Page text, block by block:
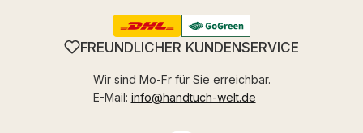
FREUNDLICHER KUNDENSERVICE
Wir sind Mo-Fr für Sie erreichbar.
E-Mail: info@handtuch-welt.de